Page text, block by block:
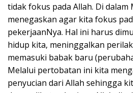
tidak fokus pada Allah. Di dalam
menegaskan agar kita fokus
pekerjaanNya. Hal ini harus
hidup kita, meninggalkan
memasuki babak baru
Melalui pertobatan ini kita
penyucian dari Allah sehingga